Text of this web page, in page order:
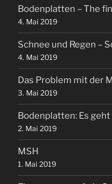
Bodenplatten – The
4. Mai 2019
Schnee und Regen –
4. Mai 2019
Das Problem mit der
3. Mai 2019
Bodenplatten: Es
2. Mai 2019
MSH
1. Mai 2019